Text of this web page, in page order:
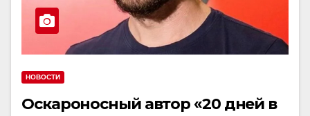
НОВОСТИ
Оскароносный автор «20 дней в